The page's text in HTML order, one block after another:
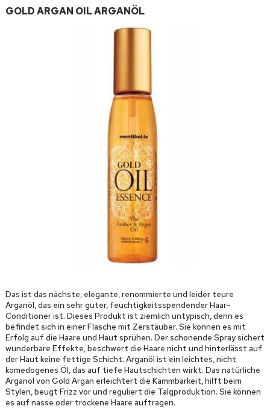
GOLD ARGAN OIL ARGANÖL
Das ist das nächste, elegante, renommierte und leider teure
Arganöl, das ein sehr guter, feuchtigkeitsspendender Haar-
Conditioner ist. Dieses Produkt ist ziemlich untypisch, denn es
befindet sich in einer Flasche mit Zerstäuber. Sie können es mit
Erfolg auf die Haare und Haut sprühen. Der schonende Spray sichert
wunderbare Effekte, beschwert die Haare nicht und hinterlässt auf
der Haut keine fettige Schicht. Arganöl ist ein leichtes, nicht
komedogenes Öl, das auf tiefe Hautschichten wirkt. Das natürliche
Arganöl von Gold Argan erleichtert die Kämmbarkeit, hilft beim
Stylen, beugt Frizz vor und reguliert die Talgproduktion. Sie können
es auf nasse oder trockene Haare auftragen.